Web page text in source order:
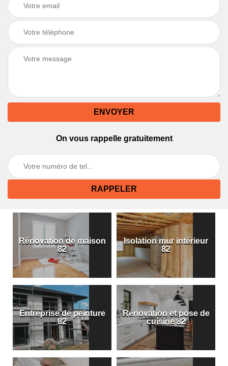
On vous rappelle gratuitement
Rénovation de maison
82
Isolation mur intérieur
82
Entreprise de peinture
82
Rénovation et pose de
cuisine 82